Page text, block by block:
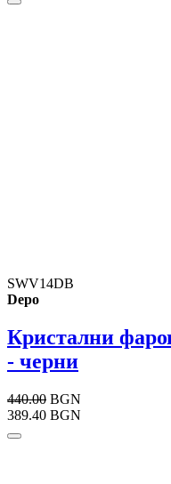
SWV14DB
Depo
Кристални
- черни
440.00 BGN
389.40 BGN